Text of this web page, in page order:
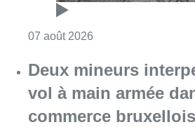
07 août 2026
Deux mineurs
vol à main armée
commerce bruxellois